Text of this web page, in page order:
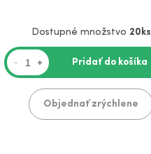
Dostupné množstvo 20ks
- + Pridať do košíka
Objednať zrýchlene